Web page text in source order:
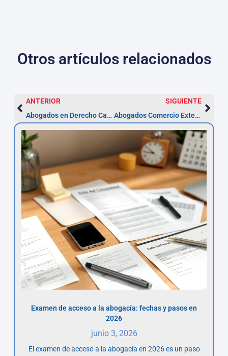
Otros artículos relacionados
ANTERIOR
Abogados en Derecho Canónico en Santander
SIGUIENTE
Abogados Comercio Exterior en Santander | asesor.legal
Examen de acceso a la abogacía: fechas y pasos en
2026
junio 3, 2026
El examen de acceso a la abogacía en 2026 es un paso